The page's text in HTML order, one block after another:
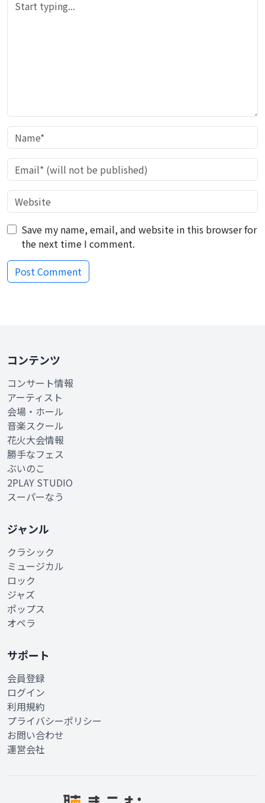
Save my name, email, and website in this browser for
the next time I comment.
コンテンツ
コンサート情報
アーティスト
会場・ホール
音楽スクール
花火大会情報
勝手なフェス
ぶいのこ
2PLAY STUDIO
スーパーなう
ジャンル
クラシック
ミュージカル
ロック
ジャズ
ポップス
オペラ
サポート
会員登録
ログイン
利用規約
プライバシーポリシー
お問い合わせ
運営会社